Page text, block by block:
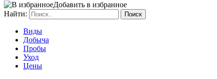
Добавить в избранное
Найти:
Виды
Добыча
Пробы
Уход
Цены